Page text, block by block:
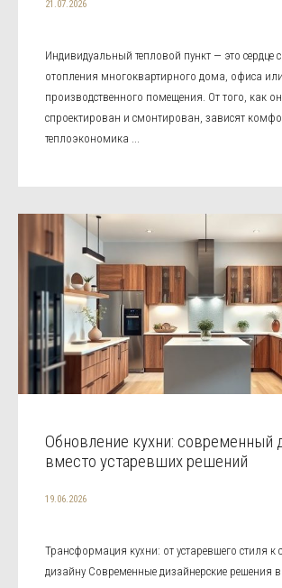
21.07.2026
Индивидуальный тепловой пункт — это сердце
отопления многоквартирного дома, офиса или
производственного помещения. От того, как он
спроектирован и смонтирован, зависят
теплоэкономика ...
Обновление кухни: современный
вместо устаревших решений
19.06.2026
Трансформация кухни: от устаревшего стиля к
дизайну Современные дизайнерские решения в